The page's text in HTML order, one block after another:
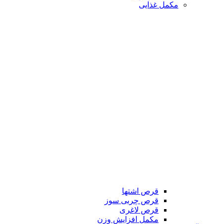
مکمل غذایی
قرص اشتها
قرص چربی سوز
قرص لاغری
مکمل افزایش وزن